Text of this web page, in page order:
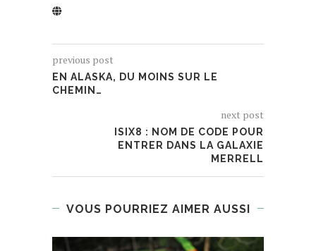
previous post
EN ALASKA, DU MOINS SUR LE
CHEMIN…
next post
ISIX8 : NOM DE CODE POUR
ENTRER DANS LA GALAXIE
MERRELL
VOUS POURRIEZ AIMER AUSSI